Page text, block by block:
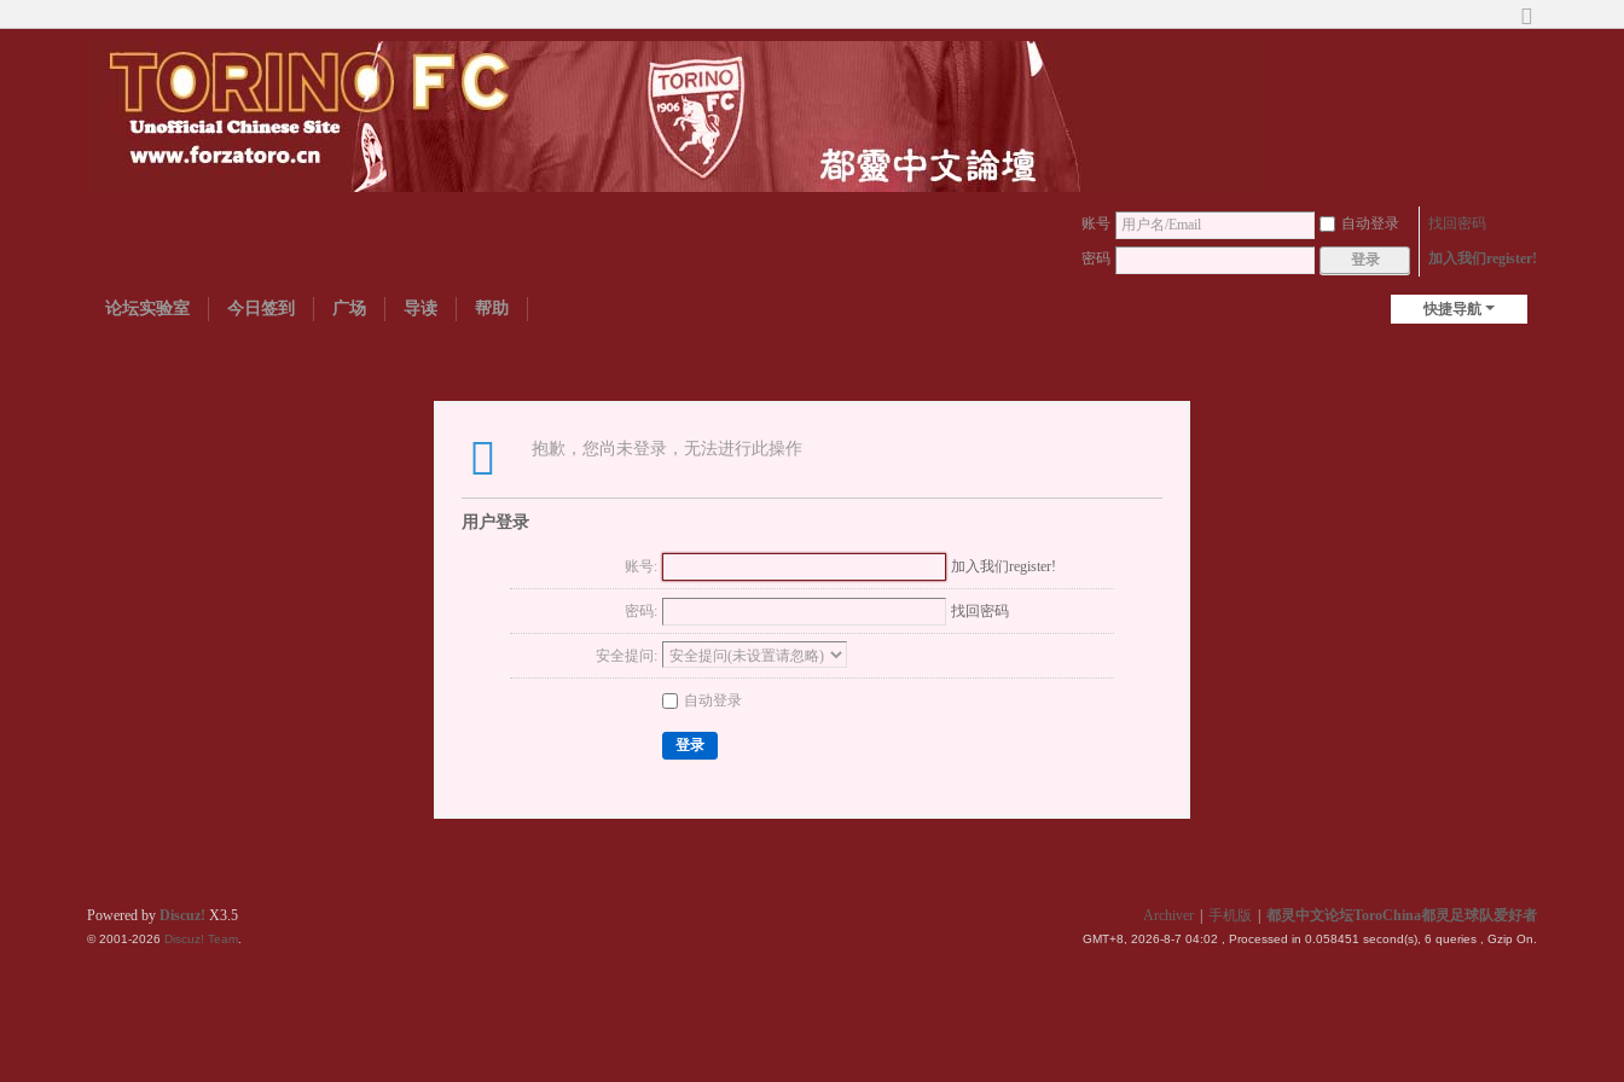
账号 自动登录 找回密码
密码 登录 加入我们register!
快捷导航
论坛实验室 今日签到 广场 导读 帮助
抱歉，您尚未登录，无法进行此操作
用户登录
账号: 加入我们register!
密码: 找回密码
安全提问:
自动登录
登录
Archiver 手机版 都灵中文论坛ToroChina都灵足球队爱好者
GMT+8, 2026-8-7 04:02 , Processed in 0.058451 second(s), 6 queries , Gzip On.
Powered by Discuz! X3.5
© 2001-2026 Discuz! Team